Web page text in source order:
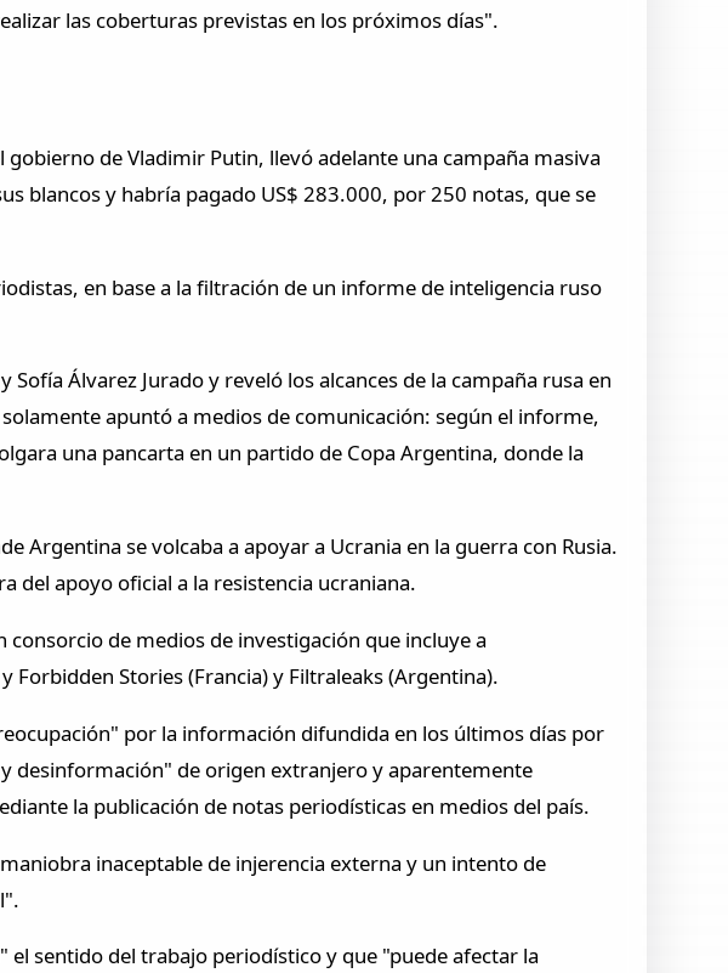
las coberturas previstas en los próximos días".
de Vladimir Putin, llevó adelante una campaña masiva
blancos y habría pagado US$ 283.000, por 250 notas, que se
en base a la filtración de un informe de inteligencia ruso
Álvarez Jurado y reveló los alcances de la campaña rusa en
apuntó a medios de comunicación: según el informe,
una pancarta en un partido de Copa Argentina, donde la
Argentina se volcaba a apoyar a Ucrania en la guerra con Rusia.
del apoyo oficial a la resistencia ucraniana.
de medios de investigación que incluye a
Forbidden Stories (Francia) y Filtraleaks (Argentina).
por la información difundida en los últimos días por
desinformación" de origen extranjero y aparentemente
la publicación de notas periodísticas en medios del país.
inaceptable de injerencia externa y un intento de
sentido del trabajo periodístico y que "puede afectar la